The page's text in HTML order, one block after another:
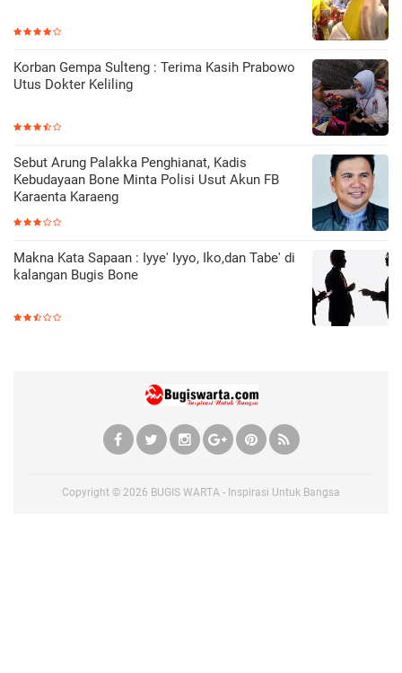
Korban Gempa Sulteng : Terima Kasih Prabowo
Utus Dokter Keliling
Sebut Arung Palakka Penghianat, Kadis
Kebudayaan Bone Minta Polisi Usut Akun FB
Karaenta Karaeng
Makna Kata Sapaan : Iyye' Iyyo, Iko,dan Tabe' di
kalangan Bugis Bone
Copyright © 2026 BUGIS WARTA - Inspirasi Untuk Bangsa